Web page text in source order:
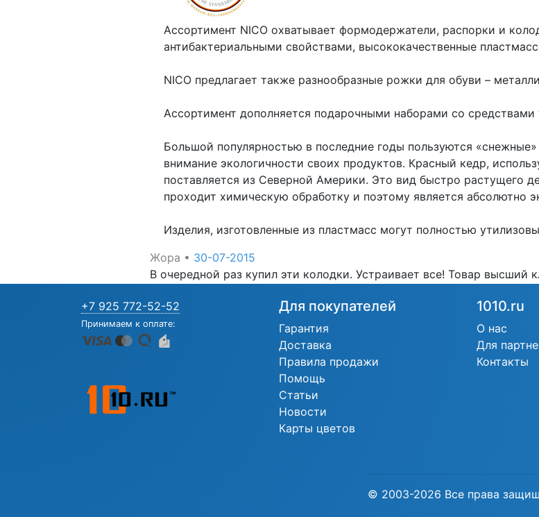
Ассортимент NICO охватывает формодержатели, распорки и
антибактериальными свойствами, высококачественные
NICO предлагает также разнообразные рожки для обуви –
Ассортимент дополняется подарочными наборами со средствами
Большой популярностью в последние годы пользуются
внимание экологичности своих продуктов. Красный кедр,
поставляется из Северной Америки. Это вид быстро растущего
проходит химическую обработку и поэтому является абсолютно
Изделия, изготовленные из пластмасс могут полностью
Жора • 30-07-2015
В очередной раз купил эти колодки. Устраивает все! Товар высший
+7 925 772-52-52
Принимаем к оплате:
Для покупателей
Гарантия
Доставка
Правила продажи
Помощь
Статьи
Новости
Карты цветов
1010.ru
О нас
Для
Контакты
© 2003-2026 Все права